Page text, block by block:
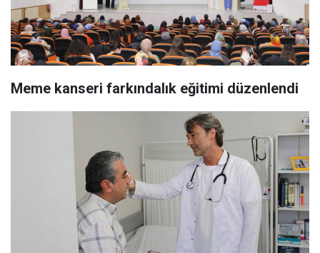
Meme kanseri farkındalık eğitimi düzenlendi